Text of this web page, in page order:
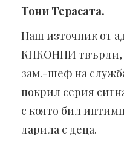
Тони Терасата.
Наш източник от
КПКОНПИ твърди,
зам.-шеф на
покрил серия
с която бил
дарила с деца.